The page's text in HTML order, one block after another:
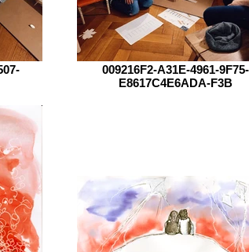
009216F2-A31E-4961-9F75-
E8617C4E6ADA-F3B